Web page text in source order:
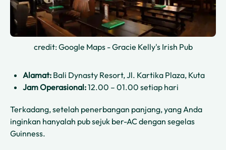
credit: Google Maps - Gracie Kelly's Irish Pub
Alamat: Bali Dynasty Resort, Jl. Kartika Plaza, Kuta
Jam Operasional:12.00 – 01.00 setiap hari
Terkadang, setelah penerbangan panjang, yang Anda
inginkan hanyalah pub sejuk ber-AC dengan segelas
Guinness.